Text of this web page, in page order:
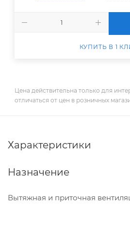
КУПИТЬ В 1
Цена действительна только для
отличаться от цен в розничных
Характеристики
Назначение
Вытяжная и приточная